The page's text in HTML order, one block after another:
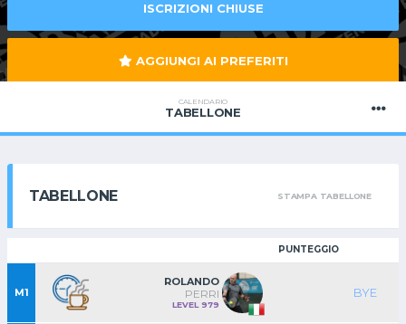
ISCRIZIONI CHIUSE
AGGIUNGI AI PREFERITI
CALENDARIO
TABELLONE
TABELLONE STAMPA TABELLONE
PUNTEGGIO
M1
ROLANDO
PERRI
LEVEL 979
BYE